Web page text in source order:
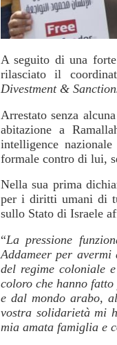
A seguito di una
rilasciato il
Divestment &
Arrestato senza
abitazione a
intelligence
formale contro di lui,
Nella sua prima
per i diritti umani di
sullo Stato di Israele
“La pressione
Addameer per
del regime coloniale
coloro che hanno
e dal mondo arabo,
vostra solidarietà mi
mia amata famiglia e